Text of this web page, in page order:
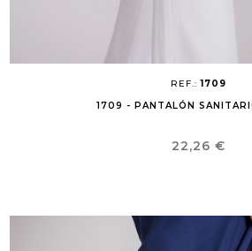
REF.:1709
1709 - PANTALÓN
Precio
22,26 €